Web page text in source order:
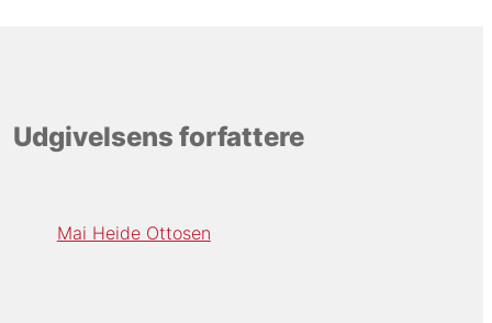
Udgivelsens forfattere
Mai Heide Ottosen